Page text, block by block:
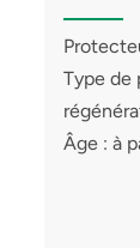
Type de
Âge : à